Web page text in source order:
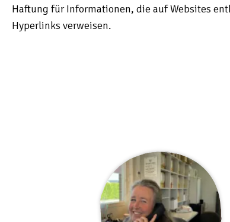
Haftung für Informationen, die auf Websites
Hyperlinks verweisen.